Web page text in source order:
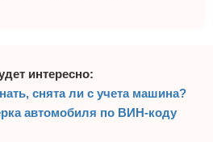
интересно:
снята ли с учета машина?
автомобиля по ВИН-коду